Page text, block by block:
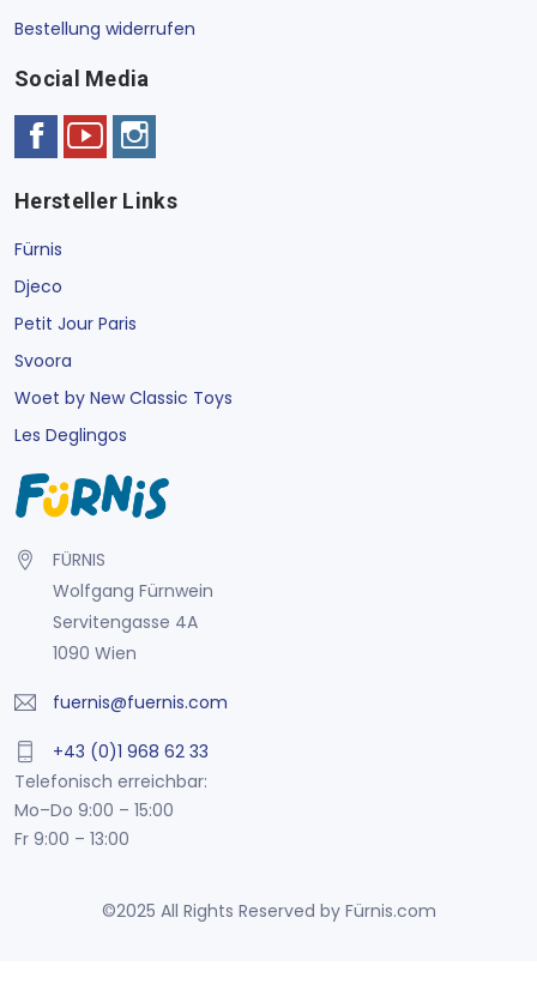
Bestellung widerrufen
Social Media
Hersteller Links
Fürnis
Djeco
Petit Jour Paris
Svoora
Woet by New Classic Toys
Les Deglingos
FÜRNIS
Wolfgang Fürnwein
Servitengasse 4A
1090 Wien
fuernis@fuernis.com
+43 (0)1 968 62 33
Telefonisch erreichbar:
Mo–Do 9:00 – 15:00
Fr 9:00 – 13:00
©2025 All Rights Reserved by Fürnis.com